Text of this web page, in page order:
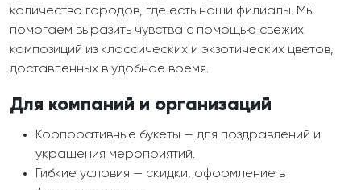
количество городов, где есть наши филиалы. Мы
помогаем выразить чувства с помощью свежих
композиций из классических и экзотических цветов,
доставленных в удобное время.
Для компаний и организаций
Корпоративные букеты — для поздравлений и
украшения мероприятий.
Гибкие условия — скидки, оформление в